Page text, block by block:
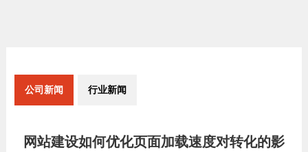
公司新闻 行业新闻
网站建设如何优化页面加载速度对转化的影